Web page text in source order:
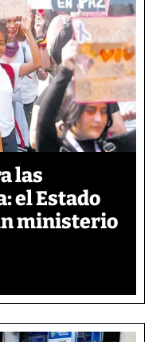
las
el Estado
ministerio